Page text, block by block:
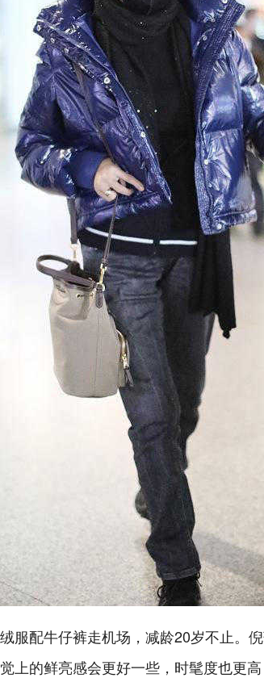
服配牛仔裤走机场，减龄20岁不止 。
上的鲜亮感会更好一些，时髦度也更